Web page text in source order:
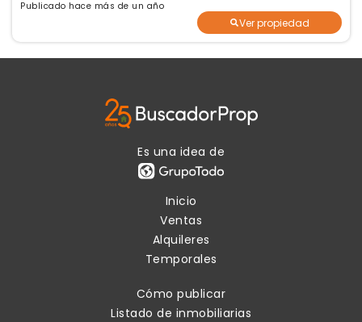
Publicado hace más de un año
Ver propiedad
Es una idea de
Inicio
Ventas
Alquileres
Temporales
Cómo publicar
Listado de inmobiliarias